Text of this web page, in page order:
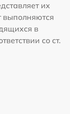
их
выполняются
в
со ст.